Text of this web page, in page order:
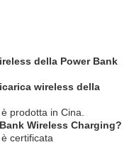
della Power Bank
wireless della
prodotta in Cina.
Wireless Charging?
certificata